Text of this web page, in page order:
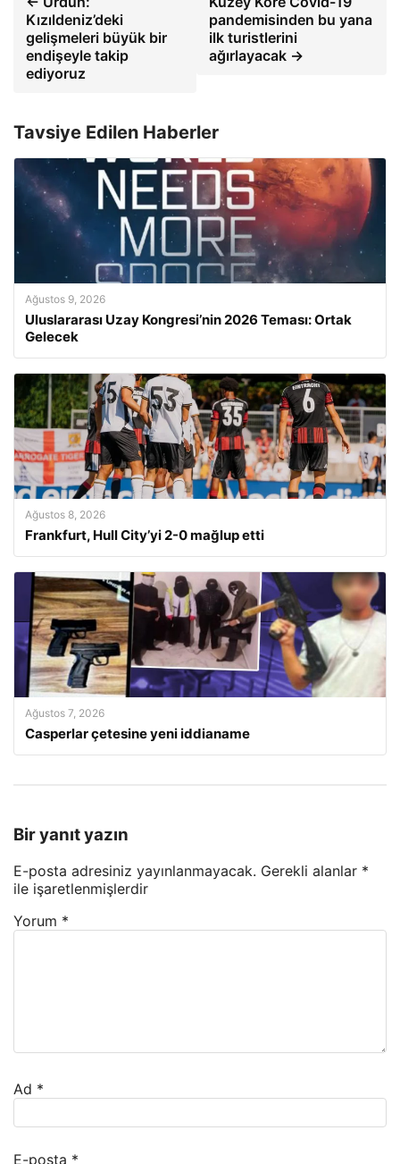
Kızıldeniz’deki
gelişmeleri büyük bir
endişeyle takip
ediyoruz
pandemisinden bu yana
ilk turistlerini
ağırlayacak →
Tavsiye Edilen Haberler
Ağustos 9, 2026
Uluslararası Uzay Kongresi’nin 2026 Teması: Ortak
Gelecek
Ağustos 8, 2026
Frankfurt, Hull City’yi 2-0 mağlup etti
Ağustos 7, 2026
Casperlar çetesine yeni iddianame
Bir yanıt yazın
E-posta adresiniz yayınlanmayacak. Gerekli alanlar *
ile işaretlenmişlerdir
Yorum *
Ad *
E-posta *